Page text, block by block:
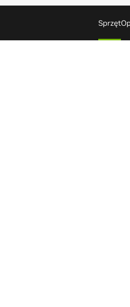
Sprzęt